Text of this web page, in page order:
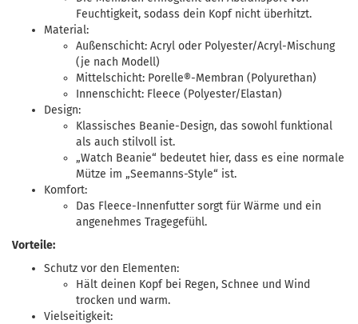
Feuchtigkeit, sodass dein Kopf nicht überhitzt.
Material:
Außenschicht: Acryl oder Polyester/Acryl-Mischung
(je nach Modell)
Mittelschicht: Porelle®-Membran (Polyurethan)
Innenschicht: Fleece (Polyester/Elastan)
Design:
Klassisches Beanie-Design, das sowohl funktional
als auch stilvoll ist.
„Watch Beanie“ bedeutet hier, dass es eine normale
Mütze im „Seemanns-Style“ ist.
Komfort:
Das Fleece-Innenfutter sorgt für Wärme und ein
angenehmes Tragegefühl.
Vorteile:
Schutz vor den Elementen:
Hält deinen Kopf bei Regen, Schnee und Wind
trocken und warm.
Vielseitigkeit: